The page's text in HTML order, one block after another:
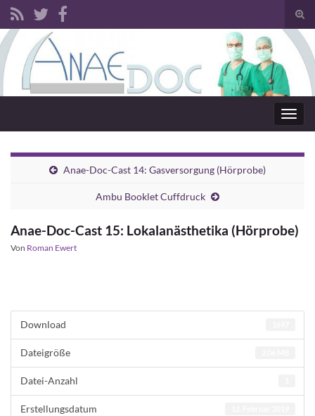
Anae-Doc-Cast 14: Gasversorgung (Hörprobe)
Ambu Booklet Cuffdruck
Anae-Doc-Cast 15: Lokalanästhetika (Hörprobe)
Von Roman Ewert
Download
Dateigröße
Datei-Anzahl
Erstellungsdatum